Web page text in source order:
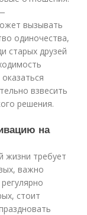
вызывать
одиночества,
старых друзей
взвесить
решения.
на
жизни требует
важно
стоит